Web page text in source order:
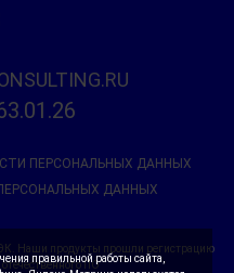
ПЕРСОНАЛЬНЫХ ДАННЫХ
ДАННЫХ
Наши продукты прошли регистрацию
отечественного ПО
правильной работы сайта,